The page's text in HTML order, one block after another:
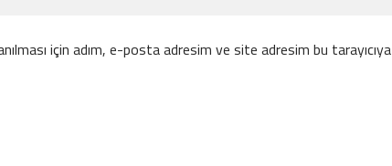
için adım, e-posta adresim ve site adresim bu tarayıcıya